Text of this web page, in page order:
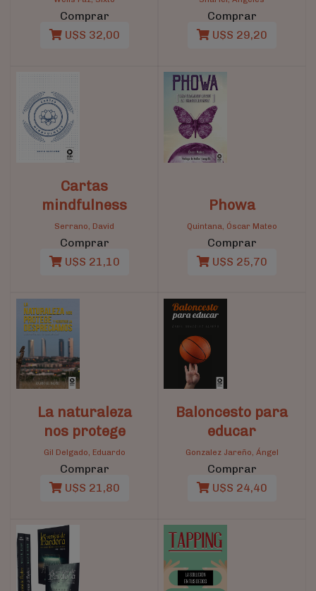
Comprar
U$S 32,00
Comprar
U$S 29,20
Cartas
mindfulness
Serrano, David
Comprar
U$S 21,10
Phowa
Quintana, Óscar Mateo
Comprar
U$S 25,70
La naturaleza
nos protege
Gil Delgado, Eduardo
Comprar
U$S 21,80
Baloncesto para
educar
Gonzalez Jareño, Ángel
Comprar
U$S 24,40